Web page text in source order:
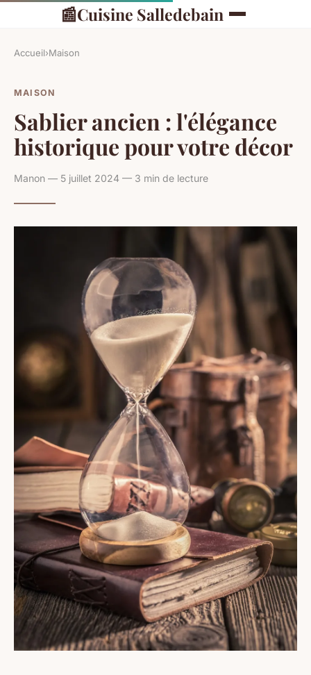
📰Cuisine Salledebain
Accueil›Maison
MAISON
Sablier ancien : l'élégance
historique pour votre décor
Manon — 5 juillet 2024 — 3 min de lecture